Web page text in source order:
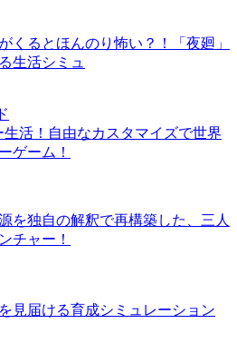
くるとほんのり怖い？！「夜廻」
生活シミュ
生活！自由なカスタマイズで世界
ゲーム！
を独自の解釈で再構築した、三人
チャー！
見届ける育成シミュレーション